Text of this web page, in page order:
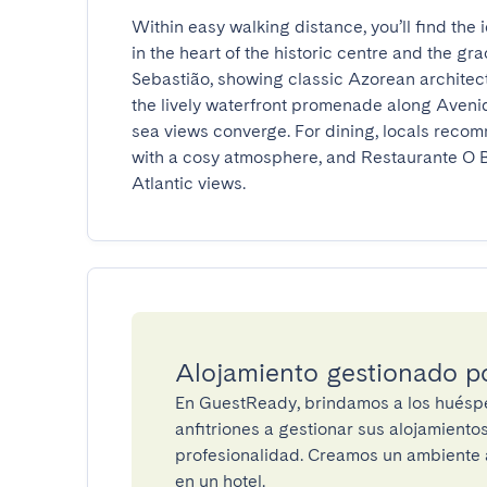
Within easy walking distance, you’ll find
in the heart of the historic centre and the
Sebastião, showing classic Azorean
the lively waterfront promenade along
sea views converge. For dining, locals
with a cosy atmosphere, and Restaurante
Atlantic views.
Alojamiento gestionado
En GuestReady, brindamos a los
anfitriones a gestionar sus
profesionalidad. Creamos un
en un hotel.